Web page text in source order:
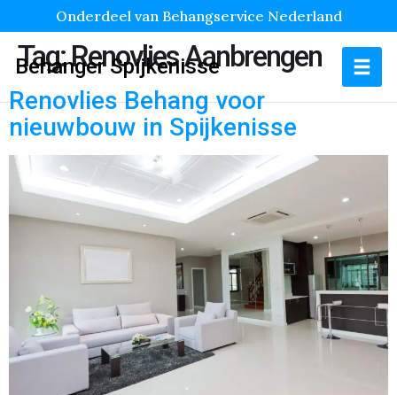
Onderdeel van Behangservice Nederland
Behanger Spijkenisse
Tag:Renovlies Aanbrengen
Renovlies Behang voor
nieuwbouw in Spijkenisse